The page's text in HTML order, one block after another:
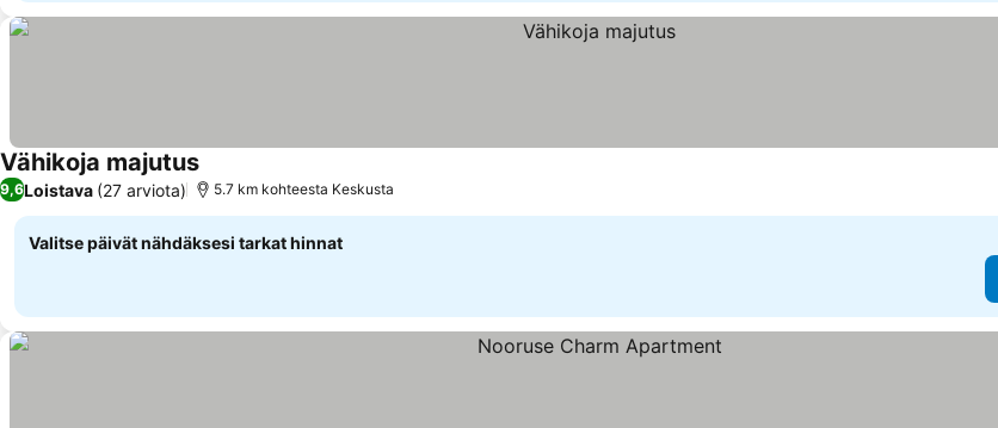
Vähikoja majutus
9,6Loistava (27 arviota) 5.7 km kohteesta Keskusta
Valitse päivät nähdäksesi tarkat hinnat